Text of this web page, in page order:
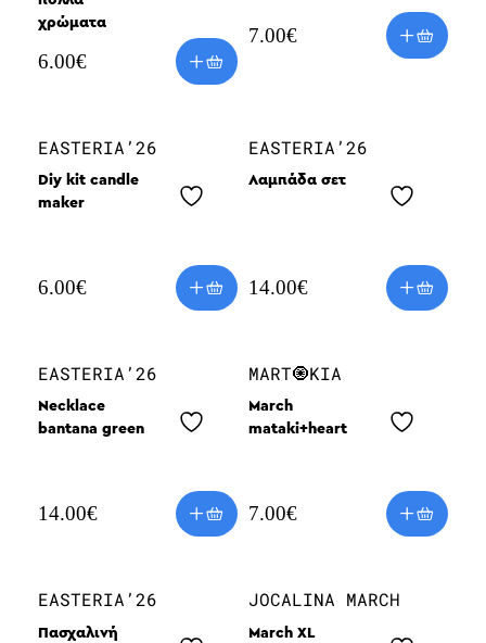
χρώματα
6.00€
7.00€
EASTERIA’26
Diy kit candle
maker
6.00€
EASTERIA’26
Λαμπάδα σετ
14.00€
EASTERIA’26
Necklace
bantana green
14.00€
MART🧿KIA
March
mataki+heart
7.00€
EASTERIA’26
Πασχαλινή
JOCALINA MARCH
March XL